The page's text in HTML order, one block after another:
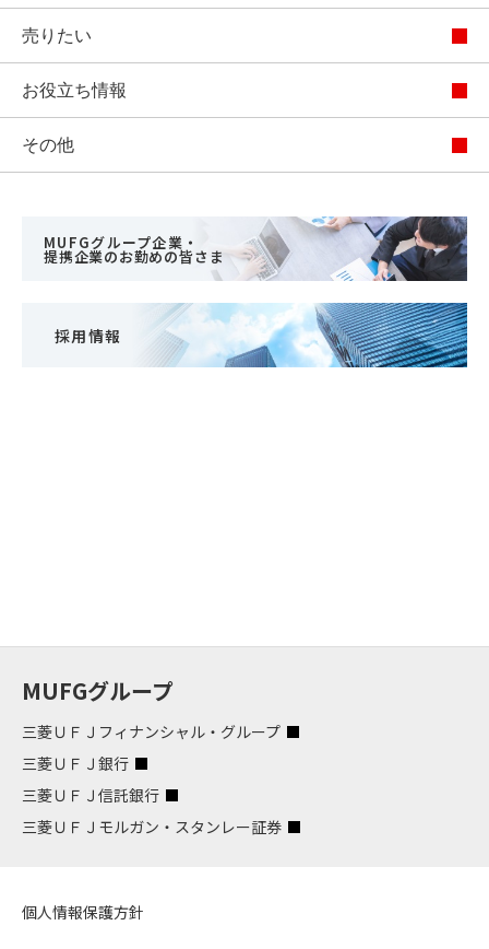
売りたい
お役立ち情報
その他
MUFGグループ企業・
提携企業のお勤めの皆さま
採用情報
MUFGグループ
三菱ＵＦＪフィナンシャル・グループ
三菱ＵＦＪ銀行
三菱ＵＦＪ信託銀行
三菱ＵＦＪモルガン・スタンレー証券
個人情報保護方針